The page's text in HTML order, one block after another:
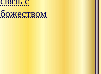
божеством